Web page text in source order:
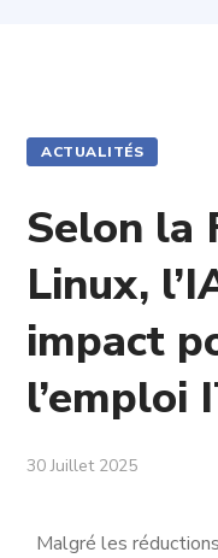
ACTUALITÉS
Selon la
Linux,
impact
l’emploi
30 Juillet 2025
Malgré les